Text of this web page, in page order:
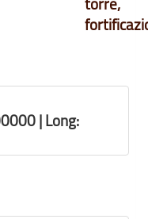
| Long: